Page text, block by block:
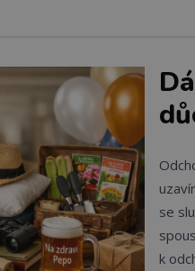
se
k